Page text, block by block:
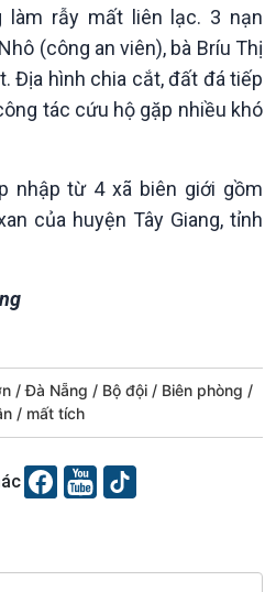
Multimedia
Ảnh
Video
Infographic
Góc nhìn VOV1
Câu chuyện thời sự
làm rẫy mất liên lạc. 3 nạn
(công an viên), bà Bríu Thị
Địa hình chia cắt, đất đá tiếp
tác cứu hộ gặp nhiều khó
nhập từ 4 xã biên giới gồm
của huyện Tây Giang, tỉnh
Đà Nẵng Bộ đội
Biên phòng
mất tích